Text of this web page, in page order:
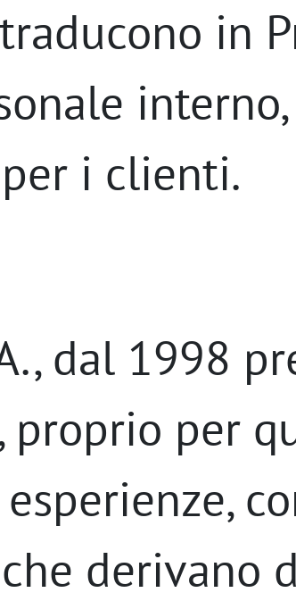
in
i clienti.
dal 1998
per
derivano